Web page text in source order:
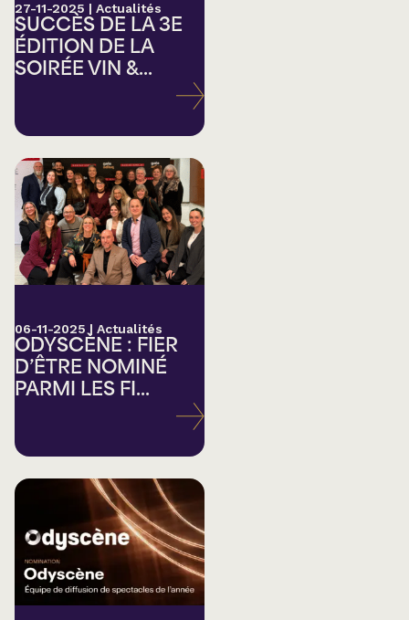
27-11-2025 | Actualités
SUCCÈS DE LA 3E
ÉDITION DE LA
SOIRÉE VIN &...
06-11-2025 | Actualités
ODYSCÈNE : FIER
D’ÊTRE NOMINÉ
PARMI LES FI...